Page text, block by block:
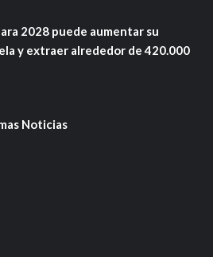
2028 puede aumentar su
y extraer alrededor de 420.000
Noticias